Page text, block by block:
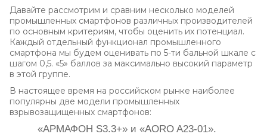
Давайте рассмотрим и сравним несколько моделей
промышленных смартфонов различных производителей
по основным критериям, чтобы оценить их потенциал.
Каждый отдельный функционал промышленного
смартфона мы будем оценивать по 5-ти бальной шкале с
шагом 0,5. «5» баллов за максимально высокий параметр
в этой группе.
В настоящее время на российском рынке наиболее
популярны две модели промышленных
взрывозащищенных смартфонов:
«АРМАФОН S3.3+» и «AORO A23-01».